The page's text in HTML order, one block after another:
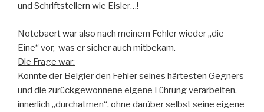
und Schriftstellern wie Eisler…!
Notebaert war also nach meinem Fehler wieder „die
Eine“ vor, was er sicher auch mitbekam.
Die Frage war:
Konnte der Belgier den Fehler seines härtesten Gegners
und die zurückgewonnene eigene Führung verarbeiten,
innerlich „durchatmen“, ohne darüber selbst seine eigene